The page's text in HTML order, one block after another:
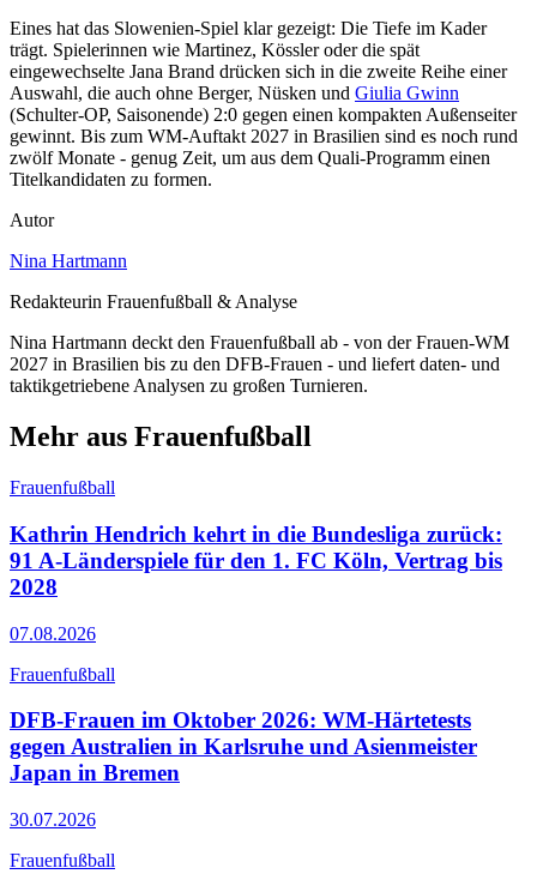
Eines hat das Slowenien-Spiel klar gezeigt: Die Tiefe im Kader
trägt. Spielerinnen wie Martinez, Kössler oder die spät
eingewechselte Jana Brand drücken sich in die zweite Reihe einer
Auswahl, die auch ohne Berger, Nüsken und Giulia Gwinn
(Schulter-OP, Saisonende) 2:0 gegen einen kompakten Außenseiter
gewinnt. Bis zum WM-Auftakt 2027 in Brasilien sind es noch rund
zwölf Monate - genug Zeit, um aus dem Quali-Programm einen
Titelkandidaten zu formen.
Autor
Nina Hartmann
Redakteurin Frauenfußball & Analyse
Nina Hartmann deckt den Frauenfußball ab - von der Frauen-WM
2027 in Brasilien bis zu den DFB-Frauen - und liefert daten- und
taktikgetriebene Analysen zu großen Turnieren.
Mehr aus Frauenfußball
Frauenfußball
Kathrin Hendrich kehrt in die Bundesliga zurück:
91 A-Länderspiele für den 1. FC Köln, Vertrag bis
2028
07.08.2026
Frauenfußball
DFB-Frauen im Oktober 2026: WM-Härtetests
gegen Australien in Karlsruhe und Asienmeister
Japan in Bremen
30.07.2026
Frauenfußball